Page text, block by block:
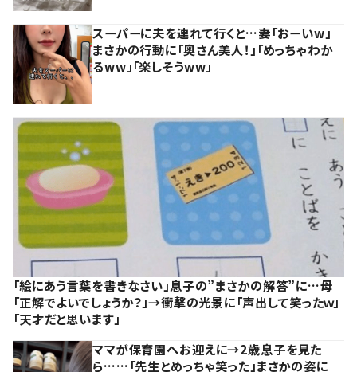
スーパーに夫を連れて行くと…妻「おーいw」
まさかの行動に「奥さん美人！」「めっちゃわか
るww」「楽しそうww」
「絵にあう言葉を書きなさい」息子の”まさかの解答”に…母
「正解でよいでしょうか？」→衝撃の光景に「声出して笑ったｗ」
「天才だと思います」
ママが保育園へお迎えに→2歳息子を見た
ら……「先生とめっちゃ笑った」まさかの姿に